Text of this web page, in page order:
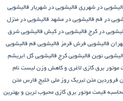
در شهرری قالیشویی در شهریار قالیشویی
در قم قالیشویی در مشهد قالیشویی در منزل
در کرج قالیشویی در کیش قالیشویی شرق
قالیشویی فرش قرمز قالیشویی قم قالیشویی
نوین قالیشویی کرج قالیشویی گل ابریشم
موتور برق گازی لاغری و کاهش وزن لیست نام
فروردین متن تبریک روز ملی خلیج فارس متن
قیمت موتور برق گازی محبوب ترین و بهترین